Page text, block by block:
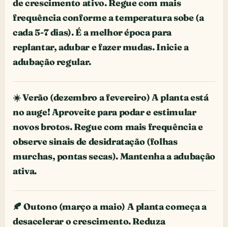
de crescimento ativo. Regue com mais
frequência conforme a temperatura sobe (a
cada 5-7 dias). É a melhor época para
replantar, adubar e fazer mudas. Inicie a
adubação regular.
☀️ Verão (dezembro a fevereiro) A planta está
no auge! Aproveite para podar e estimular
novos brotos. Regue com mais frequência e
observe sinais de desidratação (folhas
murchas, pontas secas). Mantenha a adubação
ativa.
🍂 Outono (março a maio) A planta começa a
desacelerar o crescimento. Reduza